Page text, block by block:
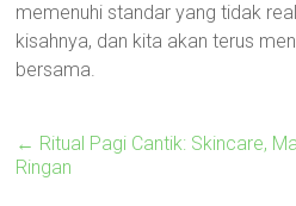
memenuhi standar yang tidak
kisahnya, dan kita akan terus
bersama.
← Ritual Pagi Cantik: Skincare,
Ringan